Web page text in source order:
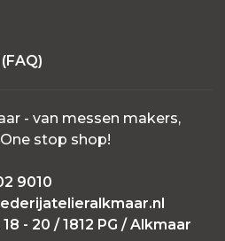
- van messen makers,
stop shop!
9010
- 20 / 1812 PG / Alkmaar